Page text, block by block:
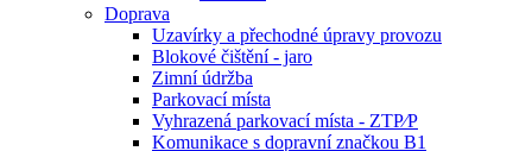
Doprava
Uzavírky a přechodné úpravy provozu
Blokové čištění - jaro
Zimní údržba
Parkovací místa
Vyhrazená parkovací místa - ZTP⁄P
Komunikace s dopravní značkou B1